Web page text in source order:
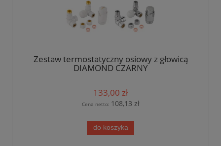
Zestaw termostatyczny osiowy z głowicą
DIAMOND CZARNY
133,00 zł
Cena netto: 108,13 zł
do koszyka